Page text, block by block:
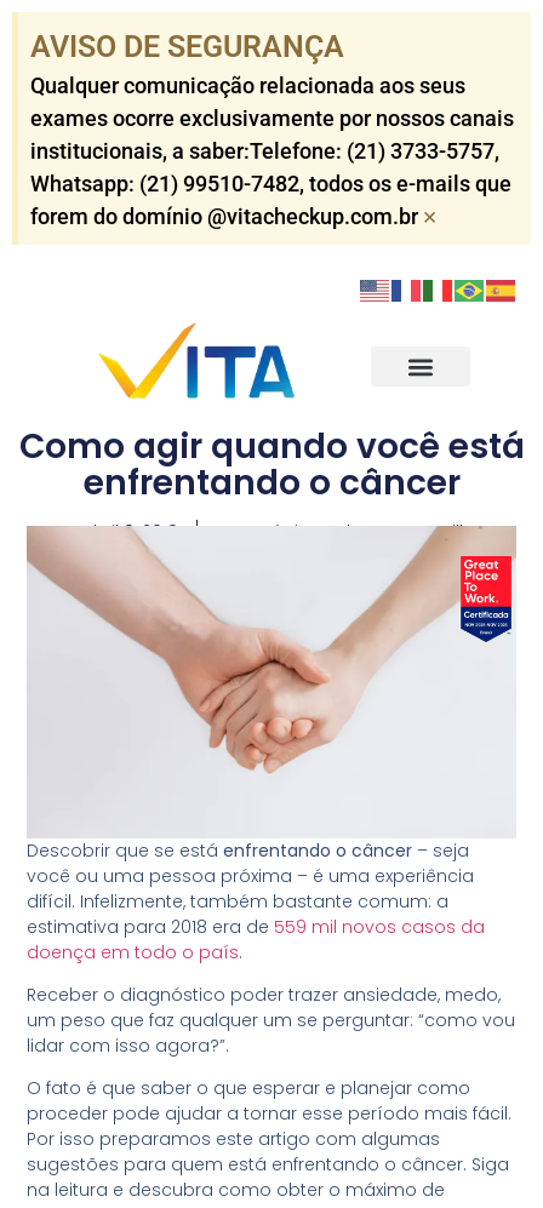
AVISO DE SEGURANÇA​
Qualquer comunicação relacionada aos seus
exames ocorre exclusivamente por nossos canais
institucionais, a saber:Telefone: (21) 3733-5757​,
Whatsapp: (21) 99510-7482​, todos os e-mails que
forem do domínio @vitacheckup.com.br​ ×
Como agir quando você está
enfrentando o câncer
abril 9, 2019 Dr. Antônio Carlos Worms Till
Descobrir que se estáenfrentando o câncer – seja
você ou uma pessoa próxima – é uma experiência
difícil. Infelizmente, também bastante comum: a
estimativa para 2018 era de 559 mil novos casos da
doença em todo o país.
Receber o diagnóstico poder trazer ansiedade, medo,
um peso que faz qualquer um se perguntar: “como vou
lidar com isso agora?”.
O fato é que saber o que esperar e planejar como
proceder pode ajudar a tornar esse período mais fácil.
Por isso preparamos este artigo com algumas
sugestões para quem está enfrentando o câncer. Siga
na leitura e descubra como obter o máximo de